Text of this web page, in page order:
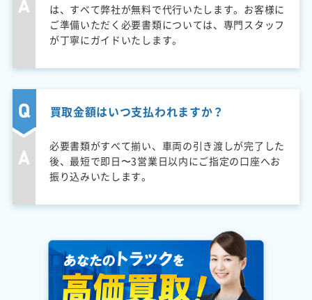
は、すべて弊社が無料で代行いたします。お客様に
ご準備いただく必要書類については、専門スタッフ
が丁寧にガイドいたします。
買取金額はいつ支払われますか？
必要書類がすべて揃い、車両の引き渡しが完了した
後、最短で即日〜3営業日以内にご指定の口座へお
振り込みいたします。